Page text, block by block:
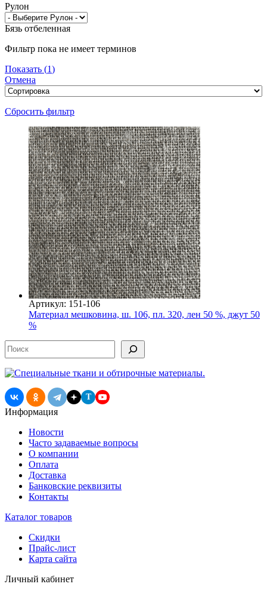
Рулон
Бязь отбеленная
Фильтр пока не имеет терминов
Показать (1)
Отмена
Сбросить фильтр
Артикул: 151-106
Материал мешковина, ш. 106, пл. 320, лен 50 %, джут 50
%
Поиск
T
Информация
Новости
Часто задаваемые вопросы
О компании
Оплата
Доставка
Банковские реквизиты
Контакты
Каталог товаров
Скидки
Прайс-лист
Карта сайта
Личный кабинет